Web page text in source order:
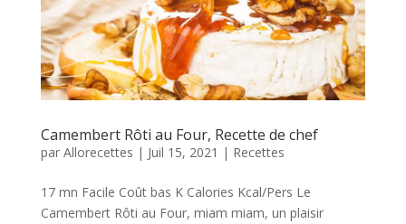
Camembert Rôti au Four, Recette de chef
par Allorecettes | Juil 15, 2021 | Recettes
17 mn Facile Coût bas K Calories Kcal/Pers Le
Camembert Rôti au Four, miam miam, un plaisir